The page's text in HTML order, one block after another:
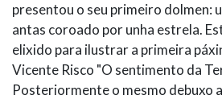
presentou o seu primeiro dolmen:
antas coroado por unha estrela.
elixido para ilustrar a primeira
Vicente Risco "O sentimento da
Posteriormente o mesmo debuxo